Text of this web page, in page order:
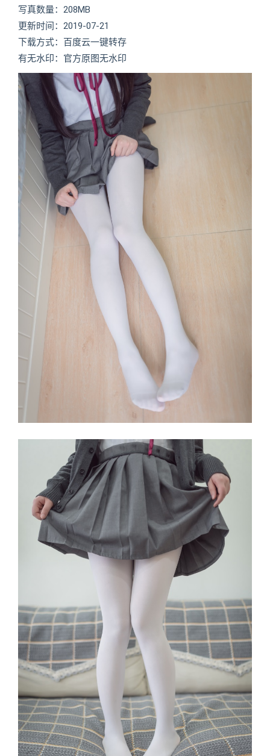
写真数量：208MB
更新时间：2019-07-21
下载方式：百度云一键转存
有无水印：官方原图无水印